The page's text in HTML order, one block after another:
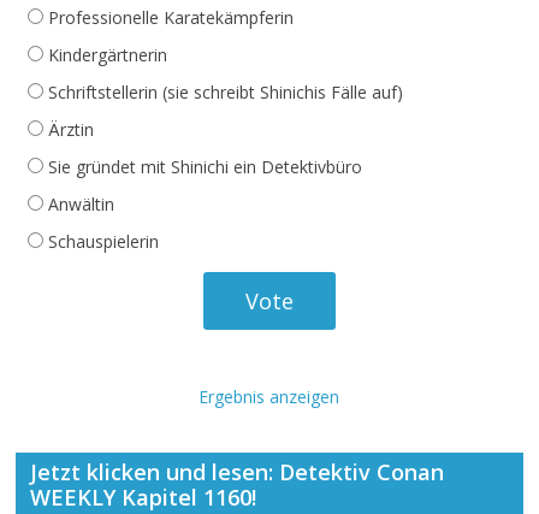
Professionelle Karatekämpferin
Kindergärtnerin
Schriftstellerin (sie schreibt Shinichis Fälle auf)
Ärztin
Sie gründet mit Shinichi ein Detektivbüro
Anwältin
Schauspielerin
Ergebnis anzeigen
Jetzt klicken und lesen: Detektiv Conan
WEEKLY Kapitel 1160!